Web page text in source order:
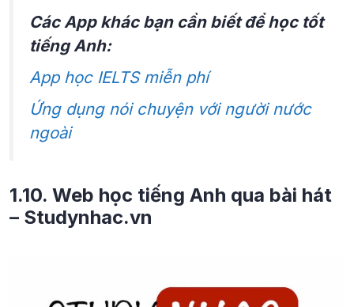
Các App khác bạn cần biết để học tốt
tiếng Anh:
App học IELTS miễn phí
Ứng dụng nói chuyện với người nước
ngoài
1.10. Web học tiếng Anh qua bài hát
– Studynhac.vn